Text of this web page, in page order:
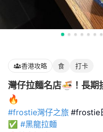
香港攻略 食 打卡
灣仔拉麵名店🍜！長
🔥
#frostie灣仔之旅 #frostie
✅ #黑龍拉麵